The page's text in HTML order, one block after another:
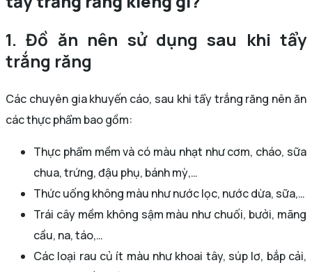
1. Đồ ăn nên sử dụng sau khi tẩy
trắng răng
Các chuyên gia khuyến cáo, sau khi tẩy trắng răng nên ăn
các thực phẩm bao gồm:
Thực phẩm mềm và có màu nhạt như cơm, cháo, sữa
chua, trứng, đậu phụ, bánh mỳ,…
Thức uống không màu như nước lọc, nước dừa, sữa,…
Trái cây mềm không sậm màu như chuối, bưởi, mãng
cầu, na, táo,…
Các loại rau củ ít màu như khoai tây, súp lơ, bắp cải,